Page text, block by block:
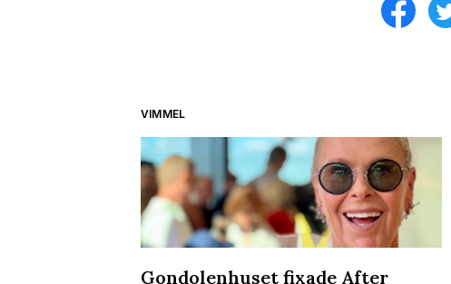
VIMMEL
Gondolenhuset fixade After